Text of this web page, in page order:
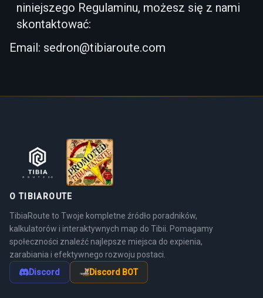
niniejszego Regulaminu, możesz się z nami
skontaktować:
Email: sedron@tibiaroute.com
O TIBIAROUTE
TibiaRoute to Twoje kompletne źródło poradników,
kalkulatorów i interaktywnych map do Tibii. Pomagamy
społeczności znaleźć najlepsze miejsca do expienia,
zarabiania i efektywnego rozwoju postaci.
Discord
Discord BOT